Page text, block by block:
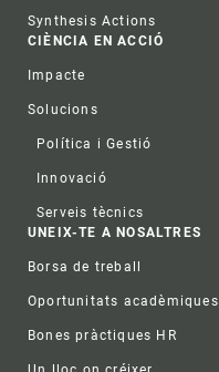
Synthesis Actions
CIÈNCIA EN ACCIÓ
Impacte
Solucions
Política i Gestió
Innovació
Serveis tècnics
UNEIX-TE A NOSALTRES
Borsa de treball
Oportunitats acadèmiques
Bones pràctiques HR